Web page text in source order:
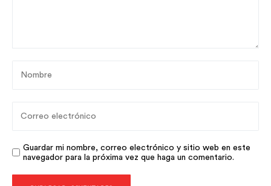
Guardar mi nombre, correo electrónico y sitio web en este
navegador para la próxima vez que haga un comentario.